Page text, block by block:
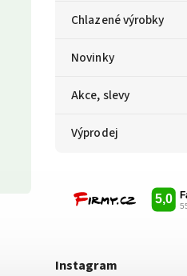
Chlazené výrobky
Novinky
Akce, slevy
Výprodej
Instagram